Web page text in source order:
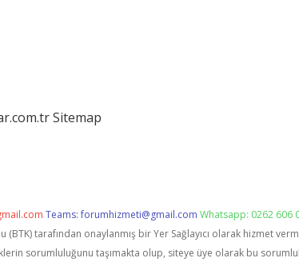
Sitemap
Teams:forumhizmeti@gmail.com Whatsapp: 0262 606
(BTK) tarafından onaylanmış bir Yer Sağlayıcı olarak hizmet
sorumluluğunu taşımakta olup, siteye üye olarak bu